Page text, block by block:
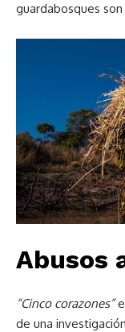
guardabosques
Abusos
“Cinco corazones”
de una